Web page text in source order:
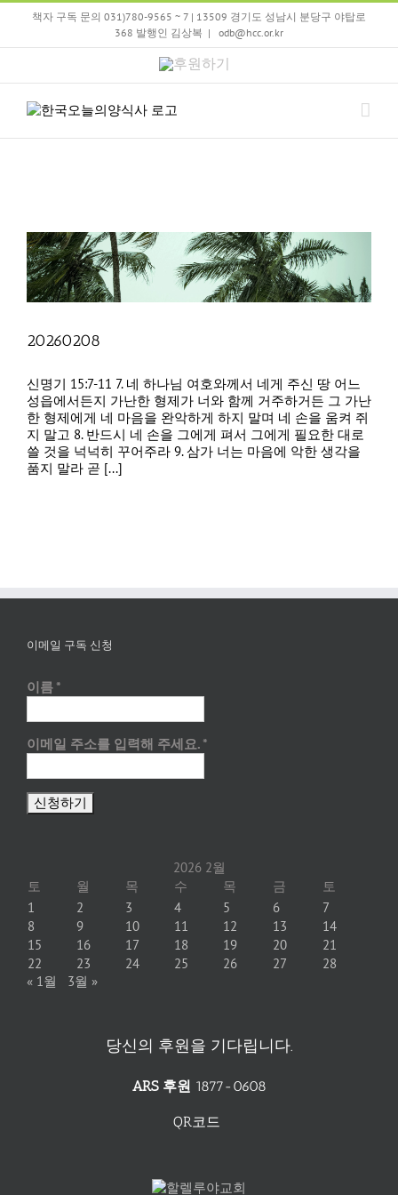
Skip
책자 구독 문의 031)780-9565 ~ 7 | 13509 경기도 성남시 분당구 야탑로
368 발행인 김상복 | odb@hcc.or.kr
후
기
20260208
신명기 15:7-11 7. 네 하나님 여호와께서 네게 주신 땅 어느
성읍에서든지 가난한 형제가 너와 함께 거주하거든 그 가난
한 형제에게 네 마음을 완악하게 하지 말며 네 손을 움켜 쥐
지 말고 8. 반드시 네 손을 그에게 펴서 그에게 필요한 대로
쓸 것을 넉넉히 꾸어주라 9. 삼가 너는 마음에 악한 생각을
품지 말라 곧 [...]
이메일 구독 신청
이름 *
이메일 주소를 입력해 주세요. *
2026 2월
토 월 목 수 목 금 토
1 2 3 4 5 6
7
8
9 10 11 12 13
14
15
16 17 18 19 20
21
22
23 24 25 26 27
28
« 1월
3월 »
당신의 후원을 기다립니다.
ARS 후원 1877-0608
QR코드